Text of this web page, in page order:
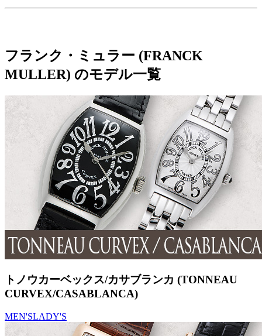
フランク・ミュラー (FRANCK
MULLER) のモデル一覧
トノウカーベックス/カサブランカ (TONNEAU
CURVEX/CASABLANCA)
MEN'SLADY'S